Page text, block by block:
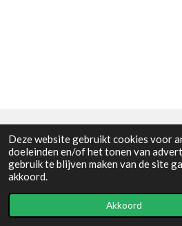
Deze website gebruikt cookies voor
doeleinden en/of het tonen van
gebruik te blijven maken van de site
akkoord.
Akkoord
Algemene voorwaarden
© 2021 - RC en mineralenshop Het